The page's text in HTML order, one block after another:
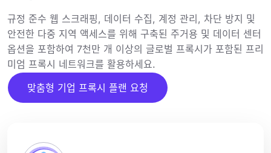
규정 준수 웹 스크래핑, 데이터 수집, 계정 관리, 차단 방지 및
안전한 다중 지역 액세스를 위해 구축된 주거용 및 데이터 센터
옵션을 포함하여 7천만 개 이상의 글로벌 프록시가 포함된 프리
미엄 프록시 네트워크를 활용하세요.
맞춤형 기업 프록시 플랜 요청